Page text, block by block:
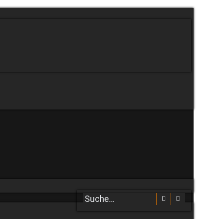
Suche